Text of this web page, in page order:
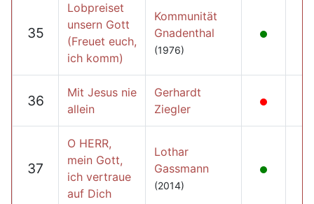
35
Lobpreiset
unsern Gott
(Freuet euch,
ich komm)
Kommunität
Gnadenthal
(1976)
36
Mit Jesus nie
allein
Gerhardt
Ziegler
37
O HERR,
mein Gott,
ich vertraue
auf Dich
Lothar
Gassmann
(2014)